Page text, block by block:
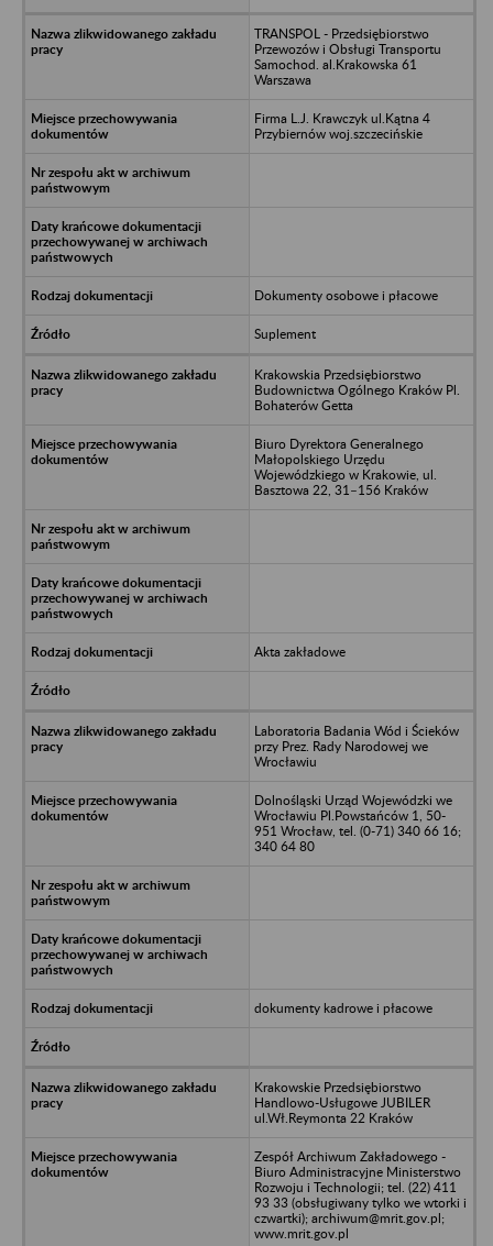
TRANSPOL - Przedsiębiorstwo
Przewozów i Obsługi Transportu
Samochod. al.Krakowska 61
Warszawa
Firma L.J. Krawczyk ul.Kątna 4
Przybiernów woj.szczecińskie
Dokumenty osobowe i płacowe
Suplement
Krakowskia Przedsiębiorstwo
Budownictwa Ogólnego Kraków Pl.
Bohaterów Getta
Biuro Dyrektora Generalnego
Małopolskiego Urzędu
Wojewódzkiego w Krakowie, ul.
Basztowa 22, 31–156 Kraków
Akta zakładowe
Laboratoria Badania Wód i Ścieków
przy Prez. Rady Narodowej we
Wrocławiu
Dolnośląski Urząd Wojewódzki we
Wrocławiu Pl.Powstańców 1, 50-
951 Wrocław, tel. (0-71) 340 66 16;
340 64 80
dokumenty kadrowe i płacowe
Krakowskie Przedsiębiorstwo
Handlowo-Usługowe JUBILER
ul.Wł.Reymonta 22 Kraków
Zespół Archiwum Zakładowego -
Biuro Administracyjne Ministerstwo
Rozwoju i Technologii; tel. (22) 411
93 33 (obsługiwany tylko we wtorki i
czwartki); archiwum@mrit.gov.pl;
www.mrit.gov.pl